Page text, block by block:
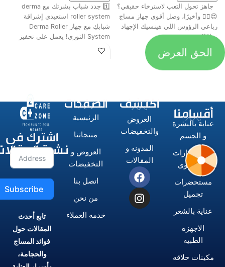
جاهز تحول التعب لاسترخاء حقيقي؟
😍💆‍♂️ وأخيرًا، وصل أقوى جهاز مساج
رباعي الرؤوس اللي هينسيك الإجهاد
تمامًا! 🔥
1️⃣ جدد شباب بشرتك مع derma
roller system استعيدي إشراقة
شبابكِ مع جهاز Derma Roller
System الثوري! يعمل على تحفيز
أقسامنا
عناية بالبشرة
و الجسم
الاستشوارات
و المكاوى
مستحضرات
تجميل
عناية بالشعر
الاجهزه
الطبيه
مكينات حلاقه
اكتشف
العروض
والتخفيضات
المدونه و
المقالات
الصفحات
الرئيسية
منتجاتنا
العروض و
التخفيضات
اتصل بنا
من نحن
خدمه العملاء
الحق العرض
اشترك فى
نشرة
Subscribe
تابع أحدث
المقالات حول
فوائد المساج
والحجامة،